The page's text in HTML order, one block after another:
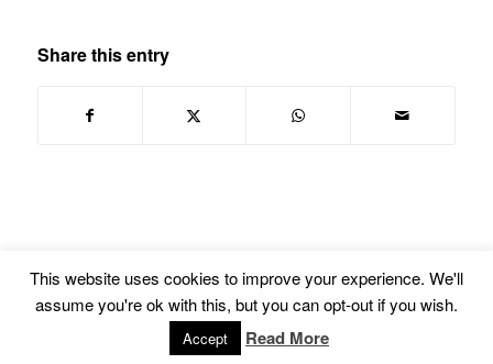
Share this entry
© Copyright -Euskal Herriko Gay-Les Askapen Mugimendua- powered by
This website uses cookies to improve your experience. We'll
assume you're ok with this, but you can opt-out if you wish.
Accept Read More